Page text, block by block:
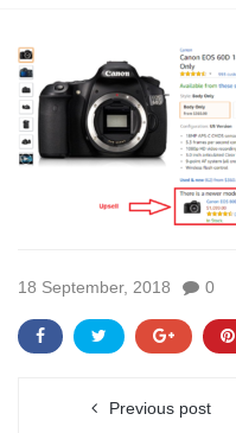
18 September, 2018 0
Previous post